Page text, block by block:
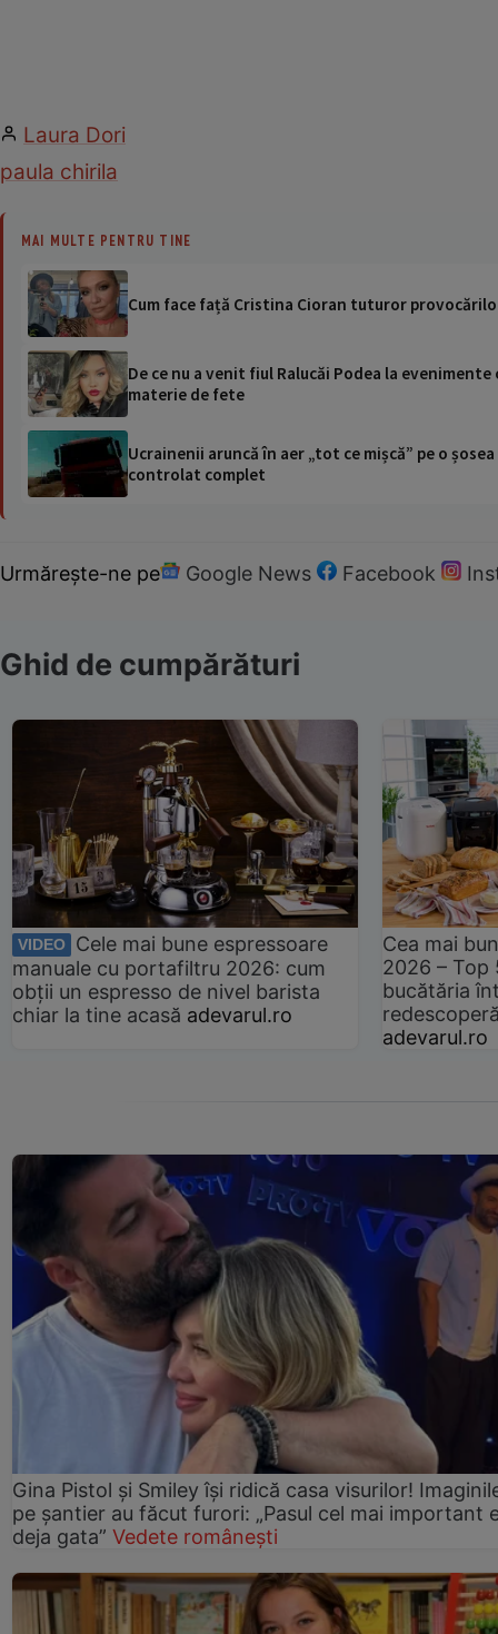
Laura Dori
paula chirila
MAI MULTE PENTRU TINE
Cum face față Cristina Cioran tuturor
De ce nu a venit fiul Ralucăi Podea la
materie de fete
Ucrainenii aruncă în aer „tot ce mișcă” pe o
controlat complet
Urmărește-ne pe Google News Facebook
Ghid de cumpărături
VIDEO
Cele mai bune espressoare
manuale cu portafiltru 2026: cum
obții un espresso de nivel barista
chiar la tine acasă adevarul.ro
Cea mai
2026 –
bucătăria
adevarul.ro
Gina Pistol și Smiley își ridică casa visurilor!
pe șantier au făcut furori: „Pasul cel mai important
deja gata” Vedete românești